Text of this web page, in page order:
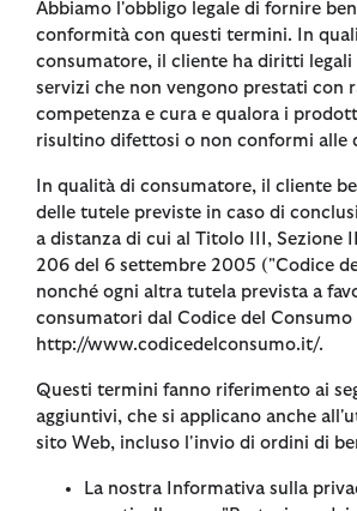
Abbiamo l'obbligo legale di fornire
conformità con questi termini. In
consumatore, il cliente ha diritti legali
servizi che non vengono prestati con
competenza e cura e qualora i
risultino difettosi o non conformi alle
In qualità di consumatore, il cliente
delle tutele previste in caso di
a distanza di cui al Titolo III, Sezione
206 del 6 settembre 2005 ("Codice
nonché ogni altra tutela prevista a
consumatori dal Codice del Consumo
http://www.codicedelconsumo.it/.
Questi termini fanno riferimento ai
aggiuntivi, che si applicano anche
sito Web, incluso l'invio di ordini di
La nostra Informativa sulla